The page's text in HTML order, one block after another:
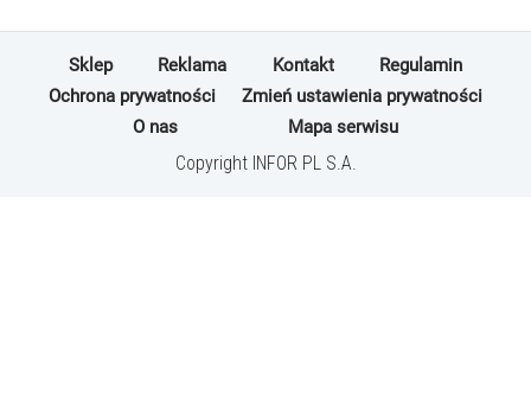
Sklep Reklama Kontakt
Regulamin
Ochrona prywatności
Zmień ustawienia prywatności
O nas
Mapa serwisu
Copyright INFOR PL S.A.